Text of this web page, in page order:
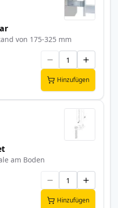
von 175-325 mm
Hinzufügen
am Boden
Hinzufügen